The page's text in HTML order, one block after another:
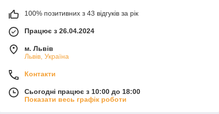
100% позитивних з 43 відгуків за рік
Працює з 26.04.2024
м. Львів
Львів, Україна
Контакти
Сьогодні працює з 10:00 до 18:00
Показати весь графік роботи